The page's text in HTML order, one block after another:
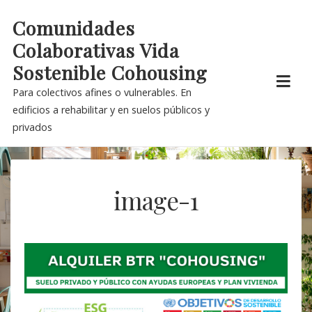
content
Comunidades
Colaborativas Vida
Sostenible Cohousing
Para colectivos afines o vulnerables. En
edificios a rehabilitar y en suelos públicos y
privados
image-1